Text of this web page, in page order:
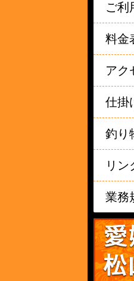
ご利
料金
アク
仕掛
釣り
リン
業務